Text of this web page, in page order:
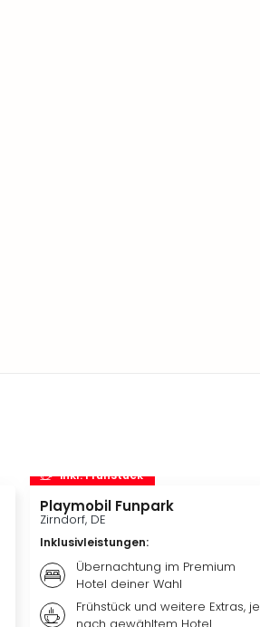
inkl. Frühstück
Playmobil Funpark
Zirndorf, DE
Inklusivleistungen:
Übernachtung im Premium
Hotel deiner Wahl
Frühstück und weitere Extras, je